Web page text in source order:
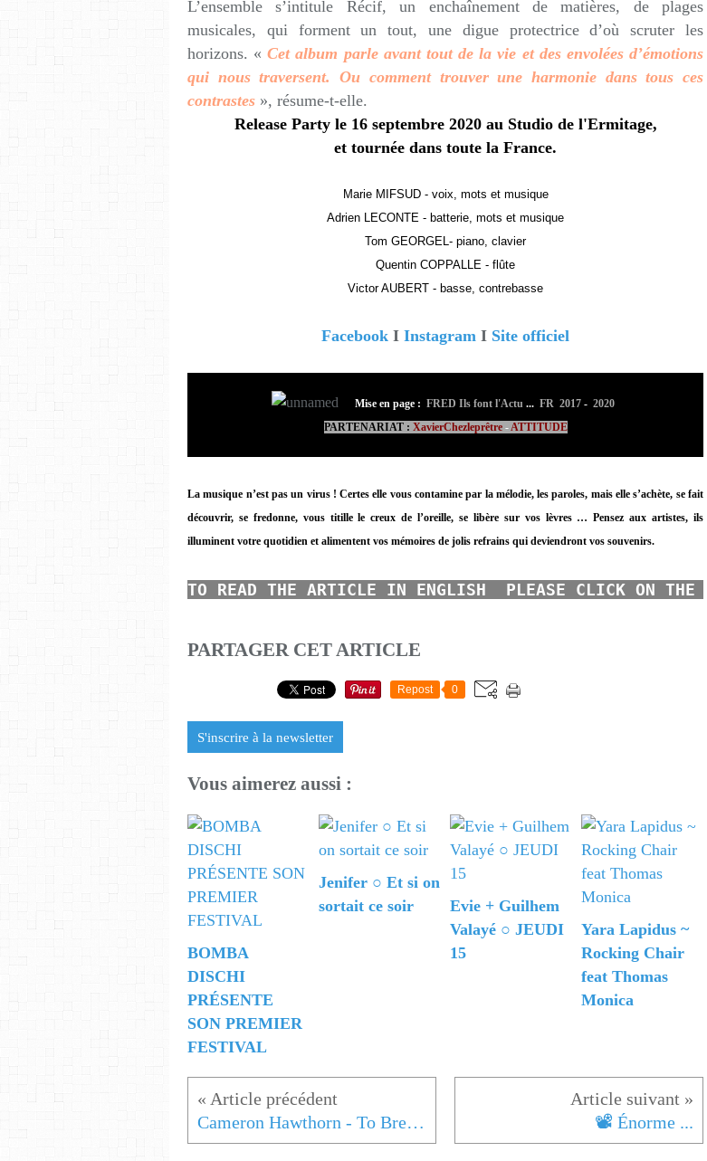
L’ensemble s’intitule Récif, un enchaînement de matières, de plages
musicales, qui forment un tout, une digue protectrice d’où scruter les
horizons. « Cet album parle avant tout de la vie et des envolées d’émotions
qui nous traversent. Ou comment trouver une harmonie dans tous ces
contrastes », résume-t-elle.
Release Party le 16 septembre 2020 au Studio de l'Ermitage,
et tournée dans toute la France.
Marie MIFSUD - voix, mots et musique
Adrien LECONTE - batterie, mots et musique
Tom GEORGEL- piano, clavier
Quentin COPPALLE - flûte
Victor AUBERT - basse, contrebasse
Facebook I Instagram I Site officiel
Mise en page : FRED Ils font l'Actu ... FR 2017 - 2020
PARTENARIAT : XavierChezleprêtre-ATTITUDE
La musique n’est pas un virus ! Certes elle vous contamine par la mélodie, les paroles, mais elle s’achète, se fait
découvrir, se fredonne, vous titille le creux de l’oreille, se libère sur vos lèvres …Pensez aux artistes, ils
illuminent votre quotidien et alimentent vos mémoires de jolis refrains qui deviendront vos souvenirs.
TO READ THE ARTICLE IN ENGLISH  PLEASE CLICK ON THE
PARTAGER CET ARTICLE
Repost 0
S'inscrire à la newsletter
Vous aimerez aussi :
BOMBA
DISCHI
PRÉSENTE
SON PREMIER
FESTIVAL
Jenifer ○ Et si on
sortait ce soir
Evie + Guilhem
Valayé ○ JEUDI
15
Yara Lapidus ~
Rocking Chair
feat Thomas
Monica
Cameron Hawthorn - To Break Hers 📽️ Énorme ...